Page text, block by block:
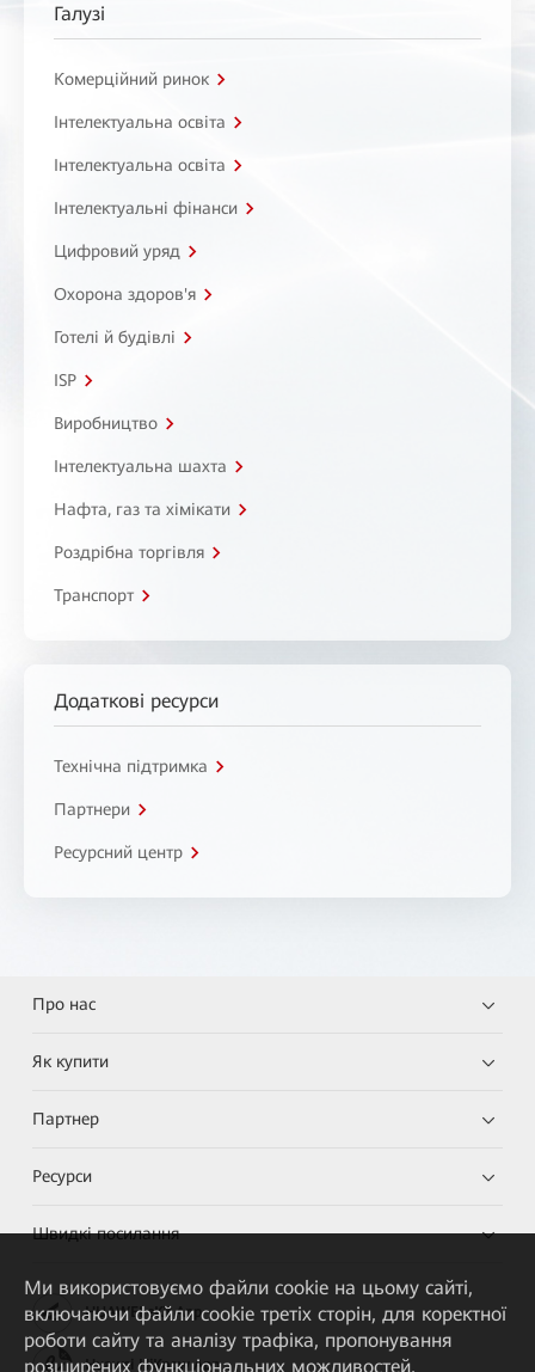
Галузі
Комерційний ринок
Інтелектуальна освіта
Інтелектуальна освіта
Інтелектуальні фінанси
Цифровий уряд
Охорона здоров'я
Готелі й будівлі
ISP
Виробництво
Інтелектуальна шахта
Нафта, газ та хімікати
Роздрібна торгівля
Транспорт
Додаткові ресурси
Технічна підтримка
Партнери
Ресурсний центр
Про нас
Як купити
Партнер
Ресурси
Швидкі посилання
HUAWEI eKit App
Huawei HiKnow App
Ми використовуємо файли cookie на цьому сайті,
включаючи файли cookie третіх сторін, для коректної
роботи сайту та аналізу трафіка, пропонування
розширених функціональних можливостей,